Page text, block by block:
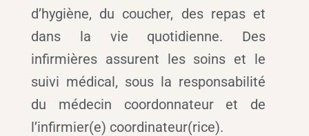
d’hygiène, du coucher, des repas et
dans la vie quotidienne. Des
infirmières assurent les soins et le
suivi médical, sous la responsabilité
du médecin coordonnateur et de
l’infirmier(e) coordinateur(rice).